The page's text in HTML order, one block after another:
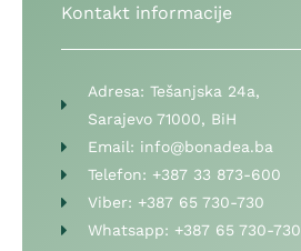
Kontakt informacije
Adresa: Tešanjska 24a,
Sarajevo 71000, BiH
Email: info@bonadea.ba
Telefon: +387 33 873-600
Viber: +387 65 730-730
Whatsapp: +387 65 730-730